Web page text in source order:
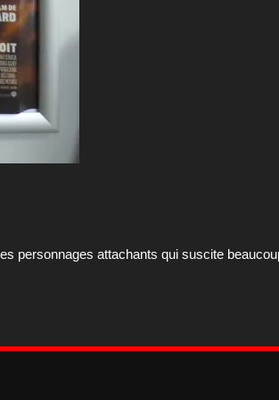
personnages attachants qui suscite